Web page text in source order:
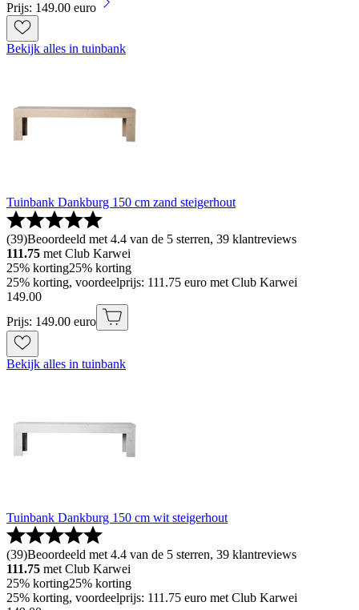
Prijs: 149.00 euro
Bekijk alles in tuinbank
Tuinbank Dankburg 150 cm zand steigerhout
(39)Beoordeeld met 4.4 van de 5 sterren, 39 klantreviews
111.75 met Club Karwei
25% korting25% korting
25% korting, voordeelprijs: 111.75 euro met Club Karwei
149.00
Prijs: 149.00 euro
Bekijk alles in tuinbank
Tuinbank Dankburg 150 cm wit steigerhout
(39)Beoordeeld met 4.4 van de 5 sterren, 39 klantreviews
111.75 met Club Karwei
25% korting25% korting
25% korting, voordeelprijs: 111.75 euro met Club Karwei